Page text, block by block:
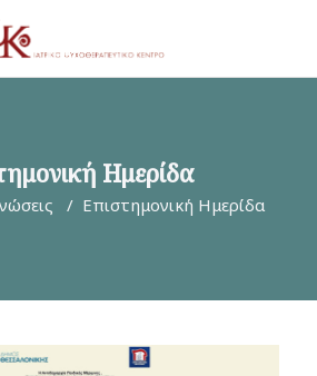
Ημερίδα
/ Επιστημονική Ημερίδα